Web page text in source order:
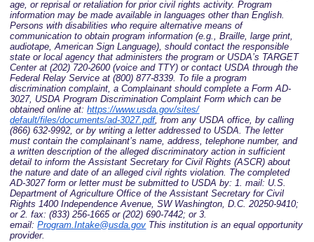
age, or reprisal or retaliation for prior civil rights activity. Program
information may be made available in languages other than English.
Persons with disabilities who require alternative means of
communication to obtain program information (e.g., Braille, large print,
audiotape, American Sign Language), should contact the responsible
state or local agency that administers the program or USDA’s TARGET
Center at (202) 720-2600 (voice and TTY) or contact USDA through the
Federal Relay Service at (800) 877-8339. To file a program
discrimination complaint, a Complainant should complete a Form AD-
3027, USDA Program Discrimination Complaint Form which can be
obtained online at:https://www.usda.gov/sites/
default/files/documents/ad-3027.pdf, from any USDA office, by calling
(866) 632-9992, or by writing a letter addressed to USDA. The letter
must contain the complainant’s name, address, telephone number, and
a written description of the alleged discriminatory action in sufficient
detail to inform the Assistant Secretary for Civil Rights (ASCR) about
the nature and date of an alleged civil rights violation. The completed
AD-3027 form or letter must be submitted to USDA by: 1. mail: U.S.
Department of Agriculture Office of the Assistant Secretary for Civil
Rights 1400 Independence Avenue, SW Washington, D.C. 20250-9410;
or 2. fax: (833) 256-1665 or (202) 690-7442; or 3.
email:Program.Intake@usda.gov This institution is an equal opportunity
provider.